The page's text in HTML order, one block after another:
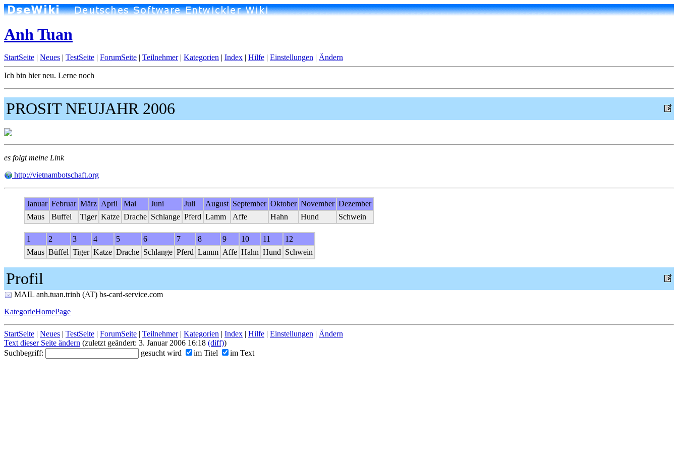
Anh Tuan
StartSeite | Neues | TestSeite | ForumSeite | Teilnehmer| Kategorien | Index | Hilfe | Einstellungen | Ändern
Ich bin hier neu. Lerne noch
PROSIT NEUJAHR 2006
es folgt meine Link
http://vietnambotschaft.org
Januar Februar März April Mai Juni Juli August September Oktober November Dezember
Maus
Buffel Tiger Katze Drache Schlange Pferd Lamm Affe Hahn Hund Schwein
1 2 3 4 5 6 7 8 9 10 11
12
Maus Büffel Tiger Katze Drache Schlange Pferd Lamm Affe Hahn Hund Schwein
Profil
MAIL anh.tuan.trinh (AT) bs-card-service.com
KategorieHomePage
StartSeite | Neues | TestSeite | ForumSeite | Teilnehmer| Kategorien | Index | Hilfe | Einstellungen | Ändern
Text dieser Seite ändern (zuletzt geändert: 3. Januar 2006 16:18 (diff))
Suchbegriff:
gesucht wird im Titel im Text